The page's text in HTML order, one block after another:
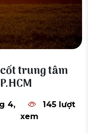
trung tâm
4,
145 lượt
xem